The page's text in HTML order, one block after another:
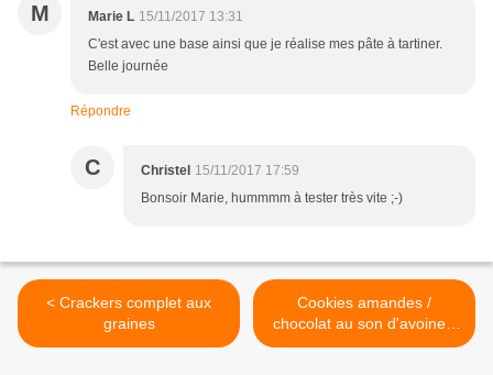
M Marie L 15/11/2017 13:31
C'est avec une base ainsi que je réalise mes pâte à tartiner.
Belle journée
Répondre
C Christel 15/11/2017 17:59
Bonsoir Marie, hummmm à tester très vite ;-)
< Crackers complet aux
graines
Cookies amandes /
chocolat au son d'avoine -
Healthy cookies - avec de la